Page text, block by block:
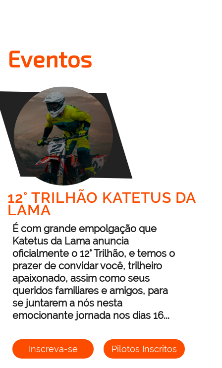
Eventos
12° TRILHÃO KATETUS DA
LAMA
É com grande empolgação que
Katetus da Lama anuncia
oficialmente o 12° Trilhão, e temos o
prazer de convidar você, trilheiro
apaixonado, assim como seus
queridos familiares e amigos, para
se juntarem a nós nesta
emocionante jornada nos dias 16...
Inscreva-se Pilotos Inscritos